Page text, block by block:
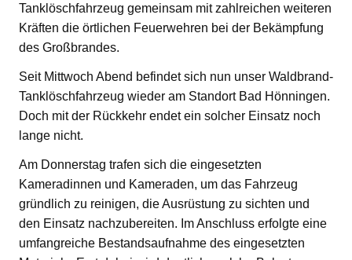
Tanklöschfahrzeug gemeinsam mit zahlreichen weiteren
Kräften die örtlichen Feuerwehren bei der Bekämpfung
des Großbrandes.
Seit Mittwoch Abend befindet sich nun unser Waldbrand-
Tanklöschfahrzeug wieder am Standort Bad Hönningen.
Doch mit der Rückkehr endet ein solcher Einsatz noch
lange nicht.
Am Donnerstag trafen sich die eingesetzten
Kameradinnen und Kameraden, um das Fahrzeug
gründlich zu reinigen, die Ausrüstung zu sichten und
den Einsatz nachzubereiten. Im Anschluss erfolgte eine
umfangreiche Bestandsaufnahme des eingesetzten